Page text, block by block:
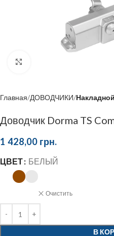
Главная ДОВОДЧИКИ Накладной
Доводчик Dorma TS
1 428,00 грн.
ЦВЕТ БЕЛЫЙ
Очистить
В